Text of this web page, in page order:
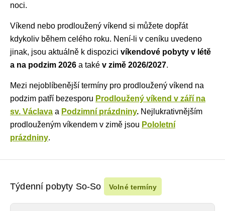
noci.
Víkend nebo prodloužený víkend si můžete dopřát
kdykoliv během celého roku. Není-li v ceníku uvedeno
jinak, jsou aktuálně k dispozici víkendové pobyty v létě
a na podzim 2026 a také v zimě 2026/2027.
Mezi nejoblíbenější termíny pro prodloužený víkend na
podzim patří bezesporu Prodloužený víkend v září na
sv. Václava a Podzimní prázdniny. Nejlukrativnějším
prodlouženým víkendem v zimě jsou Pololetní
prázdniny.
Týdenní pobyty So-So Volné termíny